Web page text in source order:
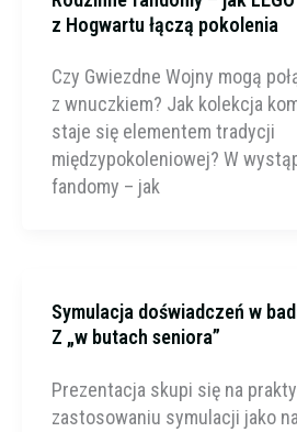
z Hogwartu łączą pokolenia
Czy Gwiezdne Wojny mogą
z wnuczkiem? Jak kolekcja
staje się elementem tradycji
międzypokoleniowej? W
fandomy – jak
Symulacja doświadczeń w
Z „w butach seniora”
Prezentacja skupi się na
zastosowaniu symulacji jako